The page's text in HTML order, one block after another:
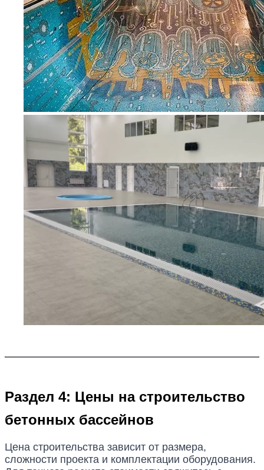
Раздел 4: Цены на строительство
бетонных бассейнов
Цена строительства зависит от размера,
сложности проекта и комплектации оборудования.